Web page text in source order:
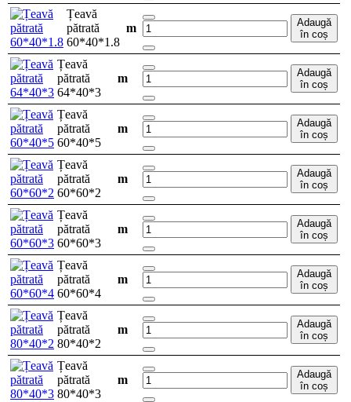
Țeavă
pătrată
60*40*1.8
m
Adaugă
în coș
Țeavă
pătrată
64*40*3
m
Adaugă
în coș
Țeavă
pătrată
60*40*5
m
Adaugă
în coș
Țeavă
pătrată
60*60*2
m
Adaugă
în coș
Țeavă
pătrată
60*60*3
m
Adaugă
în coș
Țeavă
pătrată
60*60*4
m
Adaugă
în coș
Țeavă
pătrată
80*40*2
m
Adaugă
în coș
Țeavă
pătrată
80*40*3
m
Adaugă
în coș